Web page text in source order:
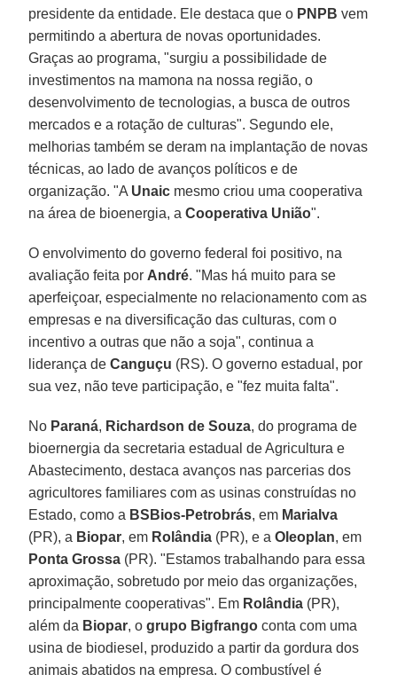
presidente da entidade. Ele destaca que o PNPB vem
permitindo a abertura de novas oportunidades.
Graças ao programa, "surgiu a possibilidade de
investimentos na mamona na nossa região, o
desenvolvimento de tecnologias, a busca de outros
mercados e a rotação de culturas". Segundo ele,
melhorias também se deram na implantação de novas
técnicas, ao lado de avanços políticos e de
organização. "A Unaic mesmo criou uma cooperativa
na área de bioenergia, aCooperativa União".
O envolvimento do governo federal foi positivo, na
avaliação feita por André. "Mas há muito para se
aperfeiçoar, especialmente no relacionamento com as
empresas e na diversificação das culturas, com o
incentivo a outras que não a soja", continua a
liderança deCanguçu (RS). O governo estadual, por
sua vez, não teve participação, e "fez muita falta".
No Paraná, Richardson de Souza, do programa de
bioernergia da secretaria estadual de Agricultura e
Abastecimento, destaca avanços nas parcerias dos
agricultores familiares com as usinas construídas no
Estado, como a BSBios-Petrobrás, em Marialva
(PR), a Biopar, em Rolândia (PR), e aOleoplan, em
Ponta Grossa (PR). "Estamos trabalhando para essa
aproximação, sobretudo por meio das organizações,
principalmente cooperativas". Em Rolândia (PR),
além da Biopar, ogrupo Bigfrango conta com uma
usina de biodiesel, produzido a partir da gordura dos
animais abatidos na empresa. O combustível é